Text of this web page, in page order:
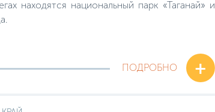
находятся национальный парк «Таганай» и
ПОДРОБНО
+